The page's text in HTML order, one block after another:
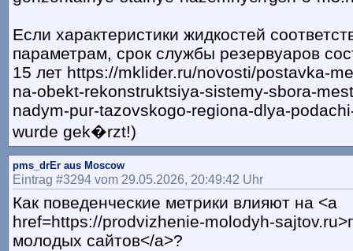
Если характеристики жидкостей
параметрам, срок службы резервуаров
15 лет https://mklider.ru/novosti/postavka-
na-obekt-rekonstruktsiya-sistemy-sbora-
nadym-pur-tazovskogo-regiona-dlya-
wurde gek�rzt!)
pms_drEr aus Moscow
Eintrag #3294 vom 29.05.2026, 20:49:42 Uhr
Как поведенческие метрики влияют на <a
href=https://prodvizhenie-molodyh-
молодых сайтов</a>?